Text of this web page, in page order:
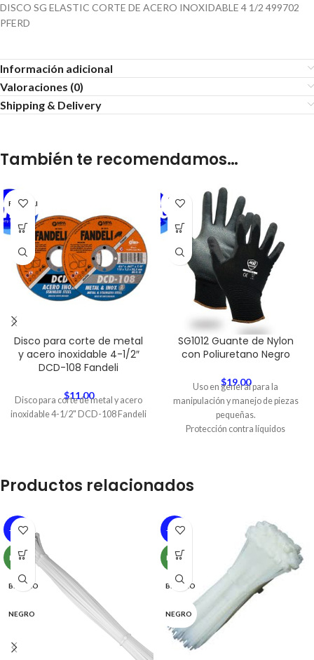
DISCO SG ELASTIC CORTE DE ACERO INOXIDABLE 4 1/2 499702
PFERD
Información adicional
Valoraciones (0)
Shipping & Delivery
También te recomendamos…
FANDELI
Disco para corte de metal
y acero inoxidable 4-1/2″
DCD-108 Fandeli
$11.00
Disco para corte de metal y acero
inoxidable 4-1/2" DCD-108 Fandeli
SOLD
OUT
SG1012 Guante de Nylon
con Poliuretano Negro
$19.00
Uso en general para la
manipulación y manejo de piezas
pequeñas.
Protección contra líquidos
Productos relacionados
-20%
NEW
BLANCO
NEGRO
-24%
NEW
BLANCO
NEGRO